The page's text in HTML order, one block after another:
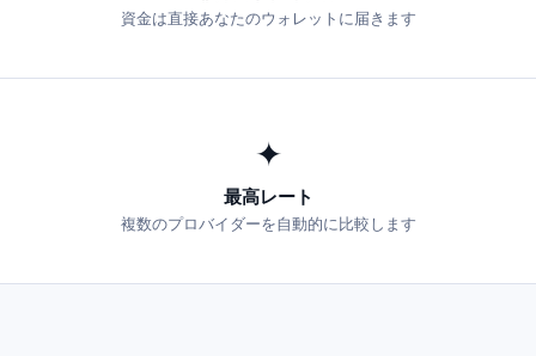
資金は直接あなたのウォレットに届きます
✦
最高レート
複数のプロバイダーを自動的に比較します